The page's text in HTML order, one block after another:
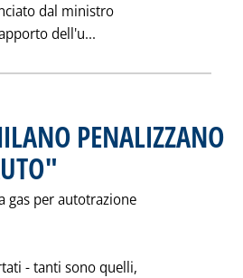
dal ministro
dell'u... Leggi tutta la notizia:
PENALIZZANO
gas per autotrazione
- tanti sono quelli,